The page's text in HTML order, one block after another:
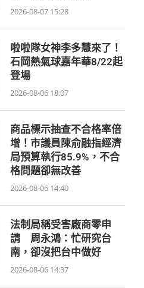
2026-08-07 15:28
啦啦隊女神李多慧來了！
石岡熱氣球嘉年華8/22起
登場
2026-08-06 18:07
商品標示抽查不合格率倍
增！市議員陳俞融指經濟
局預算執行85.9%，不合
格問題卻無改善
2026-08-06 14:40
法制局稱受害廠商零申
請 周永鴻：忙研究台
南，卻沒把台中做好
2026-08-06 14:37